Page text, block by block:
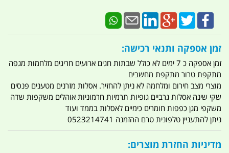
זמן אספקה ותנאי רכישה:
זמן אספקה כ 7 ימים לא כולל שבתות חגים ארועים חריגים מלחמות מגפה
מתקפת טרור מתקפת מחשבים
מוצרי מצב חירום ומלחמה לא ניתן להחזיר. אסלות מזרנים מטענים פנסים
שקי שינה אסלות גרביים גופיות תרמיות חרמוניות אוהלים משקפות שדה
משקפי מגן כפפות חומרים כימיים לאסלות בממד ועוד
ניתן להתעניין טלפונית טרם ההזמנה 0523214741
מדיניות החזרת מוצרים: